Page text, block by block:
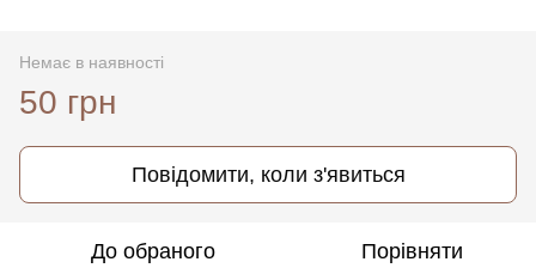
Немає в наявності
50 грн
Повідомити, коли з'явиться
До обраного Порівняти